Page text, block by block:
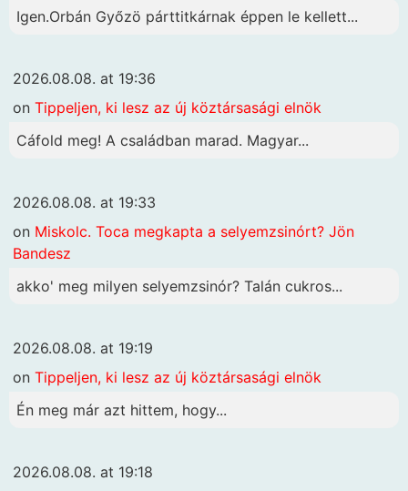
Igen.Orbán Győzö párttitkárnak éppen le kellett...
2026.08.08. at 19:36
on Tippeljen, ki lesz az új köztársasági elnök
Cáfold meg! A családban marad. Magyar...
2026.08.08. at 19:33
on Miskolc. Toca megkapta a selyemzsinórt? Jön
Bandesz
akko' meg milyen selyemzsinór? Talán cukros...
2026.08.08. at 19:19
on Tippeljen, ki lesz az új köztársasági elnök
Én meg már azt hittem, hogy...
2026.08.08. at 19:18